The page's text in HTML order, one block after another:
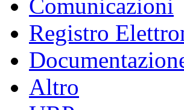
Comunicazioni
Registro
Altro